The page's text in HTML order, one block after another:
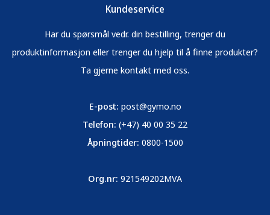
Kundeservice
Har du spørsmål vedr. din bestilling, trenger du
produktinformasjon eller trenger du hjelp til å finne produkter?
Ta gjerne kontakt med oss.
E-post: post@gymo.no
Telefon: (+47) 40 00 35 22
Åpningtider: 0800-1500
Org.nr: 921549202MVA